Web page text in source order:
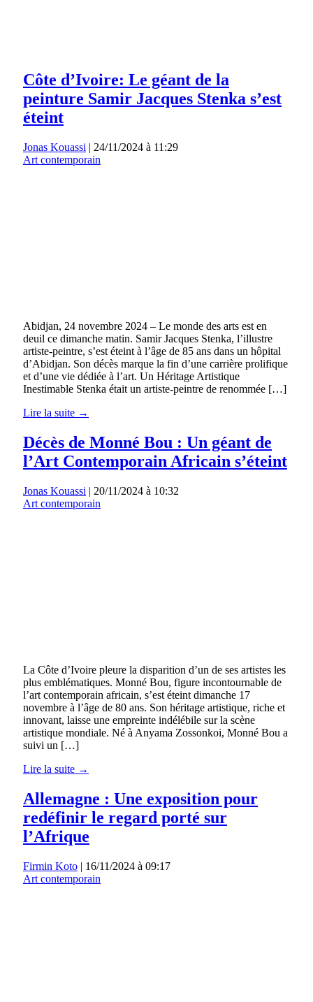
Côte d’Ivoire: Le géant de la
peinture Samir Jacques Stenka s’est
éteint
Jonas Kouassi | 24/11/2024 à 11:29
Art contemporain
Abidjan, 24 novembre 2024 – Le monde des arts est en
deuil ce dimanche matin. Samir Jacques Stenka, l’illustre
artiste-peintre, s’est éteint à l’âge de 85 ans dans un hôpital
d’Abidjan. Son décès marque la fin d’une carrière prolifique
et d’une vie dédiée à l’art. Un Héritage Artistique
Inestimable Stenka était un artiste-peintre de renommée […]
Lire la suite →
Décès de Monné Bou : Un géant de
l’Art Contemporain Africain s’éteint
Jonas Kouassi | 20/11/2024 à 10:32
Art contemporain
La Côte d’Ivoire pleure la disparition d’un de ses artistes les
plus emblématiques. Monné Bou, figure incontournable de
l’art contemporain africain, s’est éteint dimanche 17
novembre à l’âge de 80 ans. Son héritage artistique, riche et
innovant, laisse une empreinte indélébile sur la scène
artistique mondiale. Né à Anyama Zossonkoi, Monné Bou a
suivi un […]
Lire la suite →
Allemagne : Une exposition pour
redéfinir le regard porté sur
l’Afrique
Firmin Koto | 16/11/2024 à 09:17
Art contemporain